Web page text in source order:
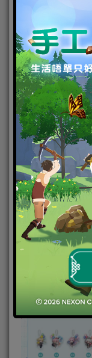
請至預購
進行預購。
依號碼進
成選購單
預購服務
預購商品
送。
為確保商
帳櫃台前
A～L 區商
品限十套